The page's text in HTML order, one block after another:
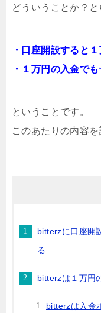
どういうことか？と
・口座開設すると
・１万円の入金で
ということです。
このあたりの内容
bitterzに口座開
る
bitterzは１万円
bitterzは入金